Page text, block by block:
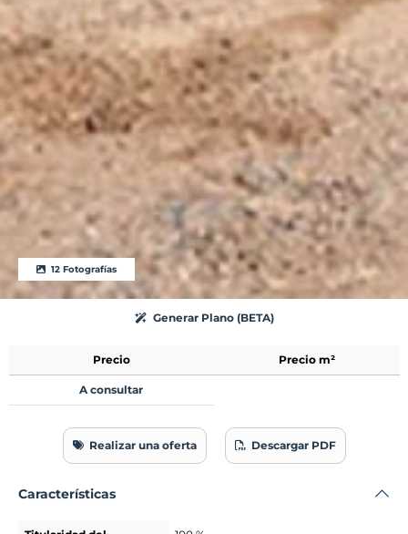
12 Fotografías
Generar Plano (BETA)
Precio Precio m²
A consultar
Realizar una oferta Descargar PDF
Características